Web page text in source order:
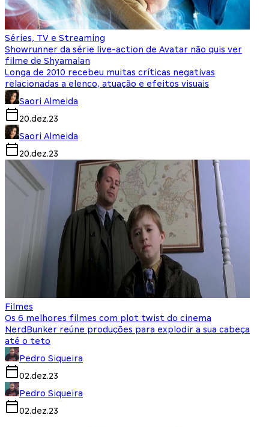
Séries, TV e Streaming
Showrunner da série live-action de Avatar não quis ver
filme de Shyamalan
Longa de 2010 recebeu muitas críticas negativas
relacionadas a elenco, atuação e efeitos visuais
Saori Almeida
20.dez.23
Saori Almeida
20.dez.23
Filmes
Os 6 melhores filmes com plot twist do cinema
NerdBunker reúne produções para explodir a sua cabeça
até o teto
Pedro Siqueira
02.dez.23
Pedro Siqueira
02.dez.23